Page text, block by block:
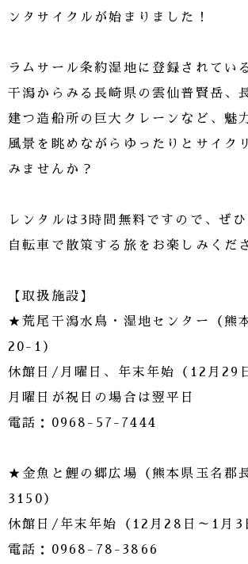
ンタサイクルが始まりました！
ラムサール条約湿地に登録されてい
干潟からみる長崎県の雲仙普賢岳、
建つ造船所の巨大クレーンなど、魅
風景を眺めながらゆったりとサイク
みませんか？
レンタルは3時間無料ですので、ぜ
自転車で散策する旅をお楽しみくだ
【取扱施設】
★荒尾干潟水鳥・湿地センター（熊
20-1）
休館日/月曜日、年末年始（12月29
月曜日が祝日の場合は翌平日
電話：0968-57-7444
★金魚と鯉の郷広場（熊本県玉名郡
3150）
休館日/年末年始（12月28日～1月3
電話：0968-78-3866